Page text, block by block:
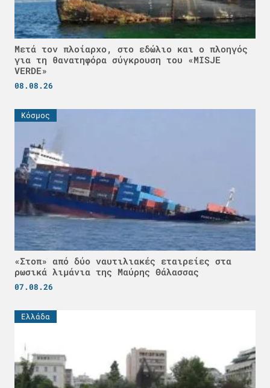
Μετά τον πλοίαρχο, στο εδώλιο και ο πλοηγός
για τη θανατηφόρα σύγκρουση του «MISJE
VERDE»
08.08.26
Κόσμος
«Στοπ» από δύο ναυτιλιακές εταιρείες στα
ρωσικά λιμάνια της Μαύρης Θάλασσας
07.08.26
Ελλάδα